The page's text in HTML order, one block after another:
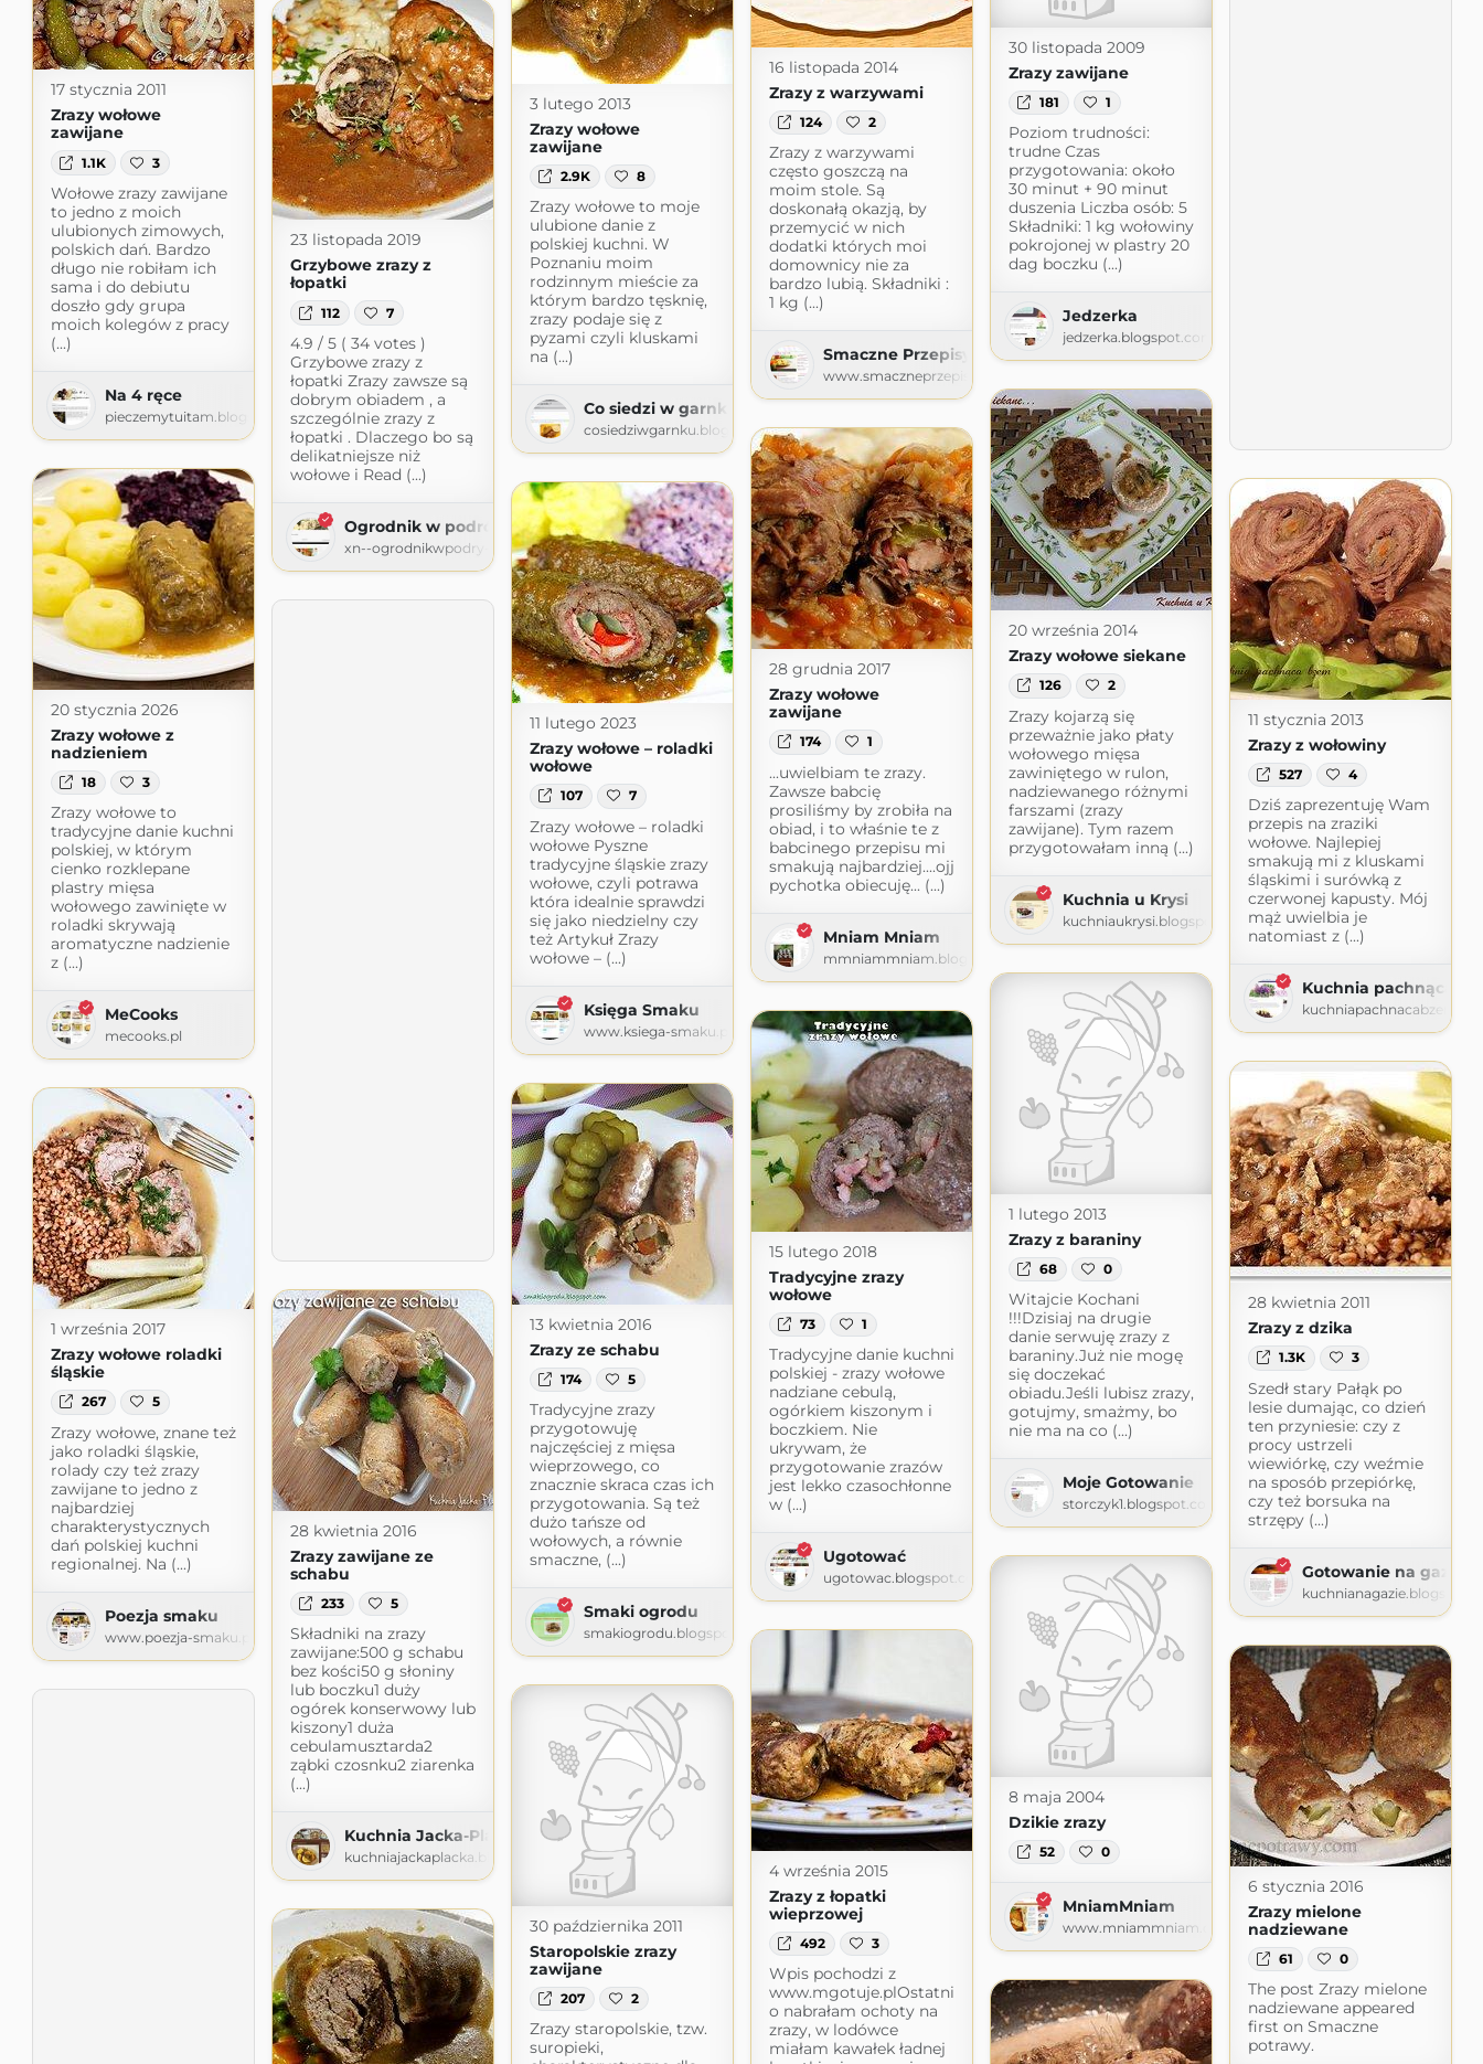
30 listopada 2009
Zrazy zawijane
181 1
Poziom trudności:
trudne Czas
przygotowania: około
30 minut + 90 minut
duszenia Liczba osób: 5
Składniki: 1 kg wołowiny
pokrojonej w plastry 20
dag boczku (...)
Jedzerka
jedzerka.blogspot.com
16 listopada 2014
Zrazy z warzywami
124 2
Zrazy z warzywami
często goszczą na
moim stole. Są
doskonałą okazją, by
przemycić w nich
dodatki których moi
domownicy nie za
bardzo lubią. Składniki :
1 kg (...)
Smaczne Przepisy
www.smaczneprzepisy.com.pl
17 stycznia 2011
Zrazy wołowe
zawijane
1.1K 3
Wołowe zrazy zawijane
to jedno z moich
ulubionych zimowych,
polskich dań. Bardzo
długo nie robiłam ich
sama i do debiutu
doszło gdy grupa
moich kolegów z pracy
(...)
Na 4 ręce
pieczemytuitam.blogspot.com
3 lutego 2013
Zrazy wołowe
zawijane
2.9K 8
Zrazy wołowe to moje
ulubione danie z
polskiej kuchni. W
Poznaniu moim
rodzinnym mieście za
którym bardzo tęsknię,
zrazy podaje się z
pyzami czyli kluskami
na (...)
Co siedzi w garnku
cosiedziwgarnku.blogspot.com
23 listopada 2019
Grzybowe zrazy z
łopatki
112 7
4.9 / 5 ( 34 votes )
Grzybowe zrazy z
łopatki Zrazy zawsze są
dobrym obiadem , a
szczególnie zrazy z
łopatki . Dlaczego bo są
delikatniejsze niż
wołowe i Read (...)
Ogrodnik w podróży
xn--ogrodnikwpodry-xob60t.pl
20 września 2014
Zrazy wołowe siekane
126 2
Zrazy kojarzą się
przeważnie jako płaty
wołowego mięsa
zawiniętego w rulon,
nadziewanego różnymi
farszami (zrazy
zawijane). Tym razem
przygotowałam inną (...)
Kuchnia u Krysi
kuchniaukrysi.blogspot.com
28 grudnia 2017
Zrazy wołowe
zawijane
174 1
...uwielbiam te zrazy.
Zawsze babcię
prosiliśmy by zrobiła na
obiad, i to właśnie te z
babcinego przepisu mi
smakują najbardziej....ojj
pychotka obiecuję... (...)
Mniam Mniam
mmniammniam.blogspot.com
20 stycznia 2026
Zrazy wołowe z
nadzieniem
18 3
Zrazy wołowe to
tradycyjne danie kuchni
polskiej, w którym
cienko rozklepane
plastry mięsa
wołowego zawinięte w
roladki skrywają
aromatyczne nadzienie
z (...)
MeCooks
mecooks.pl
11 stycznia 2013
Zrazy z wołowiny
527 4
Dziś zaprezentuję Wam
przepis na zraziki
wołowe. Najlepiej
smakują mi z kluskami
śląskimi i surówką z
czerwonej kapusty. Mój
mąż uwielbia je
natomiast z (...)
Kuchnia pachnąca
11 lutego 2023
Zrazy wołowe – roladki
wołowe
107 7
Zrazy wołowe – roladki
wołowe Pyszne
tradycyjne śląskie zrazy
wołowe, czyli potrawa
która idealnie sprawdzi
się jako niedzielny czy
też Artykuł Zrazy
wołowe – (...)
Księga Smaku
www.ksiega-smaku.pl
1 lutego 2013
Zrazy z baraniny
68 0
Witajcie Kochani
!!!Dzisiaj na drugie
danie serwuję zrazy z
baraniny.Już nie mogę
się doczekać
obiadu.Jeśli lubisz zrazy,
gotujmy, smażmy, bo
nie ma na co (...)
Moje Gotowanie
storczyk1.blogspot.com
15 lutego 2018
Tradycyjne zrazy
wołowe
73 1
Tradycyjne danie kuchni
polskiej - zrazy wołowe
nadziane cebulą,
ogórkiem kiszonym i
boczkiem. Nie
ukrywam, że
przygotowanie zrazów
jest lekko czasochłonne
w (...)
Ugotować
ugotowac.blogspot.com
28 kwietnia 2011
Zrazy z dzika
1.3K 3
Szedł stary Pałąk po
lesie dumając, co dzień
ten przyniesie: czy z
procy ustrzeli
wiewiórkę, czy weźmie
na sposób przepiórkę,
czy też borsuka na
strzępy (...)
Gotowanie na gazie
13 kwietnia 2016
Zrazy ze schabu
174 5
Tradycyjne zrazy
przygotowuję
najczęściej z mięsa
wieprzowego, co
znacznie skraca czas ich
przygotowania. Są też
dużo tańsze od
wołowych, a równie
smaczne, (...)
Smaki ogrodu
smakiogrodu.blogspot.com
1 września 2017
Zrazy wołowe roladki
śląskie
267 5
Zrazy wołowe, znane też
jako roladki śląskie,
rolady czy też zrazy
zawijane to jedno z
najbardziej
charakterystycznych
dań polskiej kuchni
regionalnej. Na (...)
Poezja smaku
www.poezja-smaku.pl
28 kwietnia 2016
Zrazy zawijane ze
schabu
233 5
Składniki na zrazy
zawijane:500 g schabu
bez kości50 g słoniny
lub boczku1 duży
ogórek konserwowy lub
kiszony1 duża
cebulamusztarda2
ząbki czosnku2 ziarenka
(...)
Kuchnia Jacka-Placka
kuchniajackaplacka.blogspot.com
8 maja 2004
Dzikie zrazy
52 0
MniamMniam
www.mniammniam.com
4 września 2015
Zrazy z łopatki
wieprzowej
492 3
Wpis pochodzi z
www.mgotuje.plOstatni
o nabrałam ochoty na
zrazy, w lodówce
miałam kawałek ładnej
6 stycznia 2016
Zrazy mielone
nadziewane
61 0
The post Zrazy mielone
nadziewane appeared
first on Smaczne
potrawy.
30 października 2011
Staropolskie zrazy
zawijane
207 2
Zrazy staropolskie, tzw.
suropieki,